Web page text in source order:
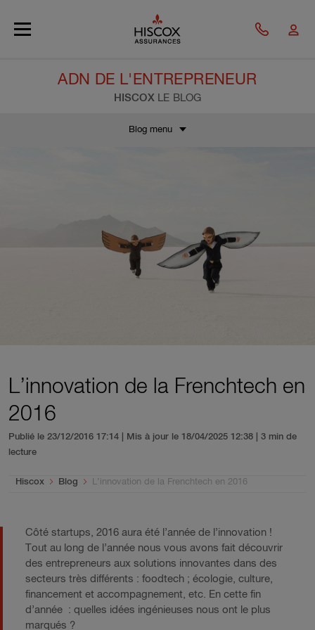
ADN DE L'ENTREPRENEUR
HISCOX LE BLOG
Blog menu
L’innovation de la Frenchtech en
2016
Publié le 23/12/2016 17:14 | Mis à jour le 18/04/2025 12:38
| 3 min de
lecture
You are here:
Hiscox Blog L’innovation de la Frenchtech en 2016
Côté startups, 2016 aura été l’année de l’innovation !
Tout au long de l’année nous vous avons fait découvrir
des entrepreneurs aux solutions innovantes dans des
secteurs très différents : foodtech ; écologie, culture,
financement et accompagnement, etc. En cette fin
d’année : quelles idées ingénieuses nous ont le plus
marqués ?